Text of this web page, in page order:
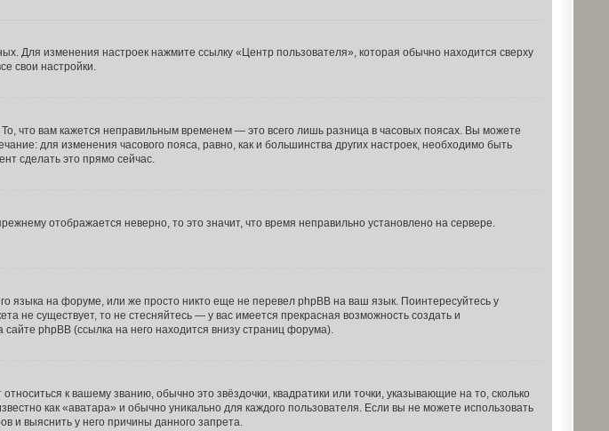
Для изменения настроек нажмите ссылку «Центр пользователя», которая обычно находится сверху
свои настройки.
что вам кажется неправильным временем — это всего лишь разница в часовых поясах. Вы можете
для изменения часового пояса, равно, как и большинства других настроек, необходимо быть
сделать это прямо сейчас.
отображается неверно, то это значит, что время неправильно установлено на сервере.
языка на форуме, или же просто никто еще не перевел phpBB на ваш язык. Поинтересуйтесь у
не существует, то не стесняйтесь — у вас имеется прекрасная возможность создать и
phpBB (ссылка на него находится внизу страниц форума).
к вашему званию, обычно это звёздочки, квадратики или точки, указывающие на то, сколько
как «аватара» и обычно уникально для каждого пользователя. Если вы не можете использовать
и выяснить у него причины данного запрета.